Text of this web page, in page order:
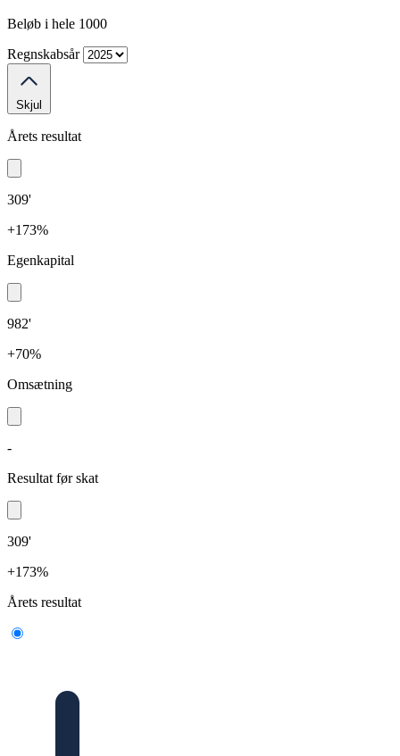
Beløb i hele 1000
Regnskabsår
Skjul
Årets resultat
309'
+173%
Egenkapital
982'
+70%
Omsætning
-
Resultat før skat
309'
+173%
Årets resultat